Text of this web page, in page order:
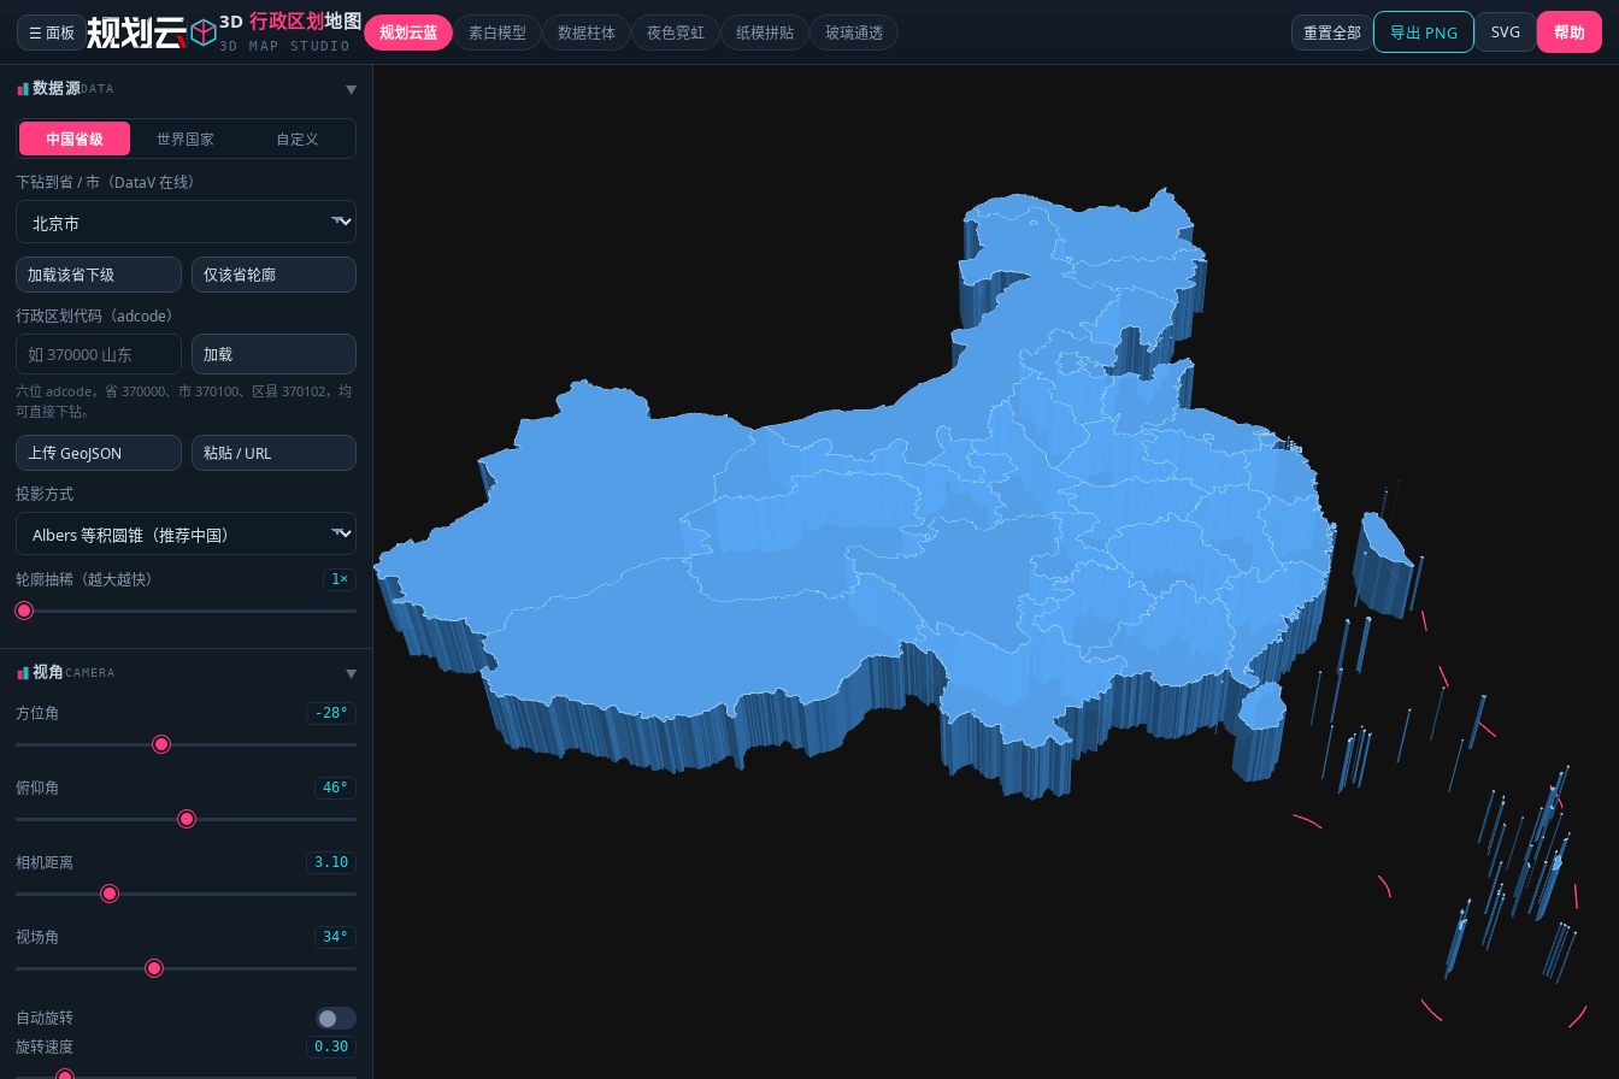
☰ 面板 3D行政区划地图
3D MAP STUDIO
规划云蓝 素白模型 数据柱体 夜色霓虹 纸模拼贴 玻璃通透 重置全部 导出 PNG SVG 帮助
数据源DATA ▶
中国省级 世界国家 自定义
下钻到省 / 市（DataV 在线）
加载该省下级
仅该省轮廓
行政区划代码（adcode）
加载
六位 adcode，省 370000、市 370100、区县 370102，均
可直接下钻。
上传 GeoJSON
粘贴 / URL
投影方式
轮廓抽稀（越大越快） 1×
视角CAMERA ▶
方位角 -28°
俯仰角 46°
相机距离 3.10
视场角 34°
自动旋转
旋转速度
0.30